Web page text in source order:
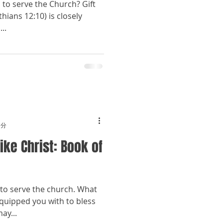
serve the Church? Gift
12:10) is closely
Christ: Book of
serve the church. What
you with to bless